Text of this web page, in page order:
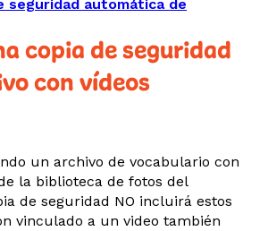
seguridad automática de
copia de seguridad
con vídeos
un archivo de vocabulario con
la biblioteca de fotos del
de seguridad NO incluirá estos
vinculado a un video también